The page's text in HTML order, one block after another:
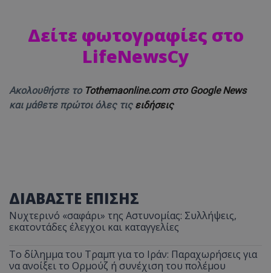
Δείτε φωτογραφίες στο
LifeNewsCy
Ακολουθήστε το Tothemaonline.com στο Google News
και μάθετε πρώτοι όλες τις ειδήσεις
ΔΙΑΒΑΣΤΕ ΕΠΙΣΗΣ
Νυχτερινό «σαφάρι» της Αστυνομίας: Συλλήψεις,
εκατοντάδες έλεγχοι και καταγγελίες
Το δίλημμα του Τραμπ για το Ιράν: Παραχωρήσεις για
να ανοίξει το Ορμούζ ή συνέχιση του πολέμου